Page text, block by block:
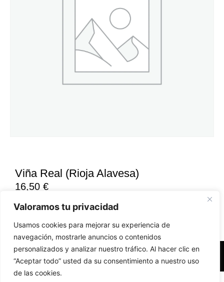
Valoramos tu privacidad
Usamos cookies para mejorar su experiencia de
navegación, mostrarle anuncios o contenidos
personalizados y analizar nuestro tráfico. Al hacer clic en
“Aceptar todo” usted da su consentimiento a nuestro uso
de las cookies.
Viña Real (Rioja Alavesa)
16,50 €
Accesibilidad Aviso Legal Políticas de Cookies